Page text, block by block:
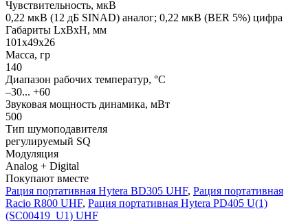
Чувствительность, мкВ
0,22 мкВ (12 дБ SINAD) аналог; 0,22 мкВ (BER 5%) цифра
Габариты LхBхН, мм
101х49х26
Масса, гр
140
Диапазон рабочих температур, °С
–30... +60
Звуковая мощность динамика, мВт
500
Тип шумоподавителя
регулируемый SQ
Модуляция
Analog + Digital
Покупают вместе
Рация портативная Hytera BD305 UHF, Рация портативная
Racio R800 UHF, Рация портативная Hytera PD405 U(1)
(SC00419_U1) UHF